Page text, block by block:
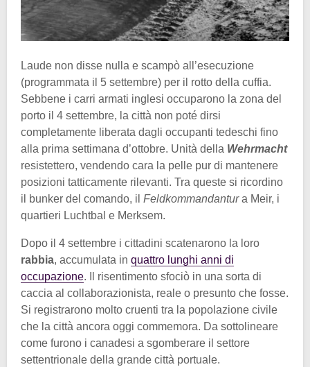
Laude non disse nulla e scampò all’esecuzione
(programmata il 5 settembre) per il rotto della cuffia.
Sebbene i carri armati inglesi occuparono la zona del
porto il 4 settembre, la città non poté dirsi
completamente liberata dagli occupanti tedeschi fino
alla prima settimana d’ottobre. Unità della Wehrmacht
resistettero, vendendo cara la pelle pur di mantenere
posizioni tatticamente rilevanti. Tra queste si ricordino
il bunker del comando, il Feldkommandantura Meir, i
quartieri Luchtbal e Merksem.
Dopo il 4 settembre i cittadini scatenarono la loro
rabbia, accumulata in quattro lunghi anni di
occupazione. Il risentimento sfociò in una sorta di
caccia al collaborazionista, reale o presunto che fosse.
Si registrarono molto cruenti tra la popolazione civile
che la città ancora oggi commemora. Da sottolineare
come furono i canadesi a sgomberare il settore
settentrionale della grande città portuale.